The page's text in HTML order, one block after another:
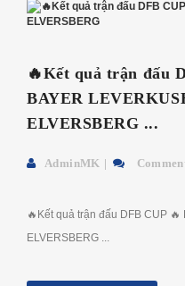
🔥Kết quả trận đấu
BAYER
ELVERSBERG ...
AdminMK
🔥Kết quả trận đấu DFB CUP
ELVERSBERG ...